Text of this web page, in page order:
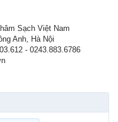
Sạch Việt Nam
Anh, Hà Nội
- 0243.883.6786